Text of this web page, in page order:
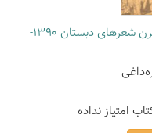
یاد شعرهای شیرین دبستان (یک قرن شعرهای دبستان 1390-